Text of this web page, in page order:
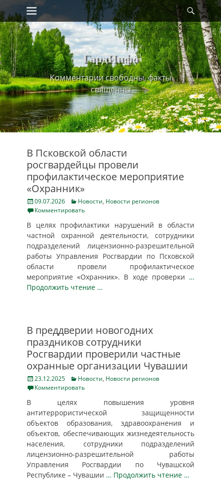
Skip
to
content
Primary Menu
ГардИнфо
Комментарии свободны, факты
священны
В Псковской области
росгвардейцы провели
профилактическое мероприятие
«Охранник»
Posted
on
09.07.2026 Categories
Новости, Новости регионов
Комментировать
В целях профилактики нарушений в области
частной охранной деятельности, сотрудники
подразделений лицензионно-разрешительной
работы Управления Росгвардии по Псковской
области провели профилактическое
мероприятие «Охранник». В ходе проверки …
Продолжить чтение …
В преддверии новогодних
праздников сотрудники
Росгвардии проверили частные
охранные организации Чувашии
Posted
on
23.12.2025 Categories
Новости, Новости регионов
Комментировать
В целях повышения уровня
антитеррористической защищенности
объектов образования, здравоохранения и
объектов, обеспечивающих жизнедеятельность
населения, сотрудники подразделений
лицензионно-разрешительной работы
Управления Росгвардии по Чувашской
Республике – Чувашии … Продолжить чтение …